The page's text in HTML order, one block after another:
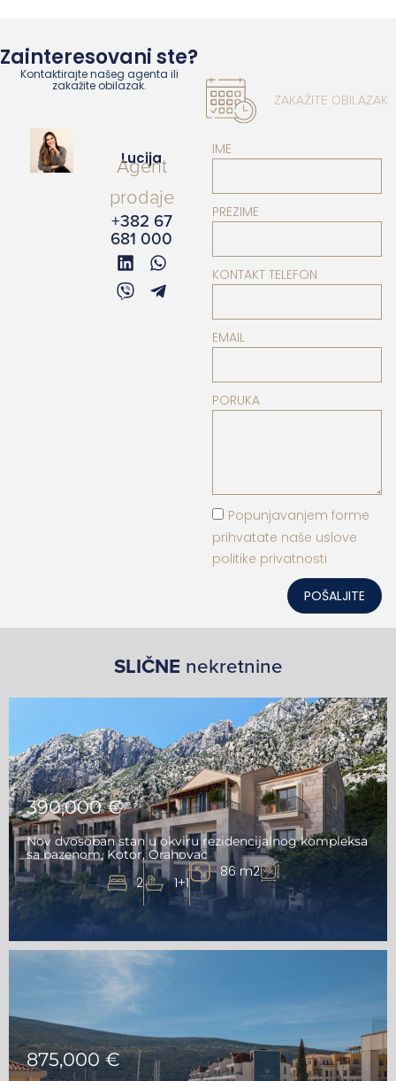
Zainteresovani ste?
Kontaktirajte našeg agenta ili
zakažite obilazak.
Lucija
Agent
prodaje
+382 67
681 000
ZAKAŽITE OBILAZAK
IME
PREZIME
KONTAKT TELEFON
EMAIL
PORUKA
Popunjavanjem forme
prihvatate naše uslove
politike privatnosti
POŠALJITE
SLIČNE nekretnine
390,000 €
Nov dvosoban stan u okviru rezidencijalnog kompleksa
sa bazenom, Kotor, Orahovac
2 1+1
86 m2
875,000 €